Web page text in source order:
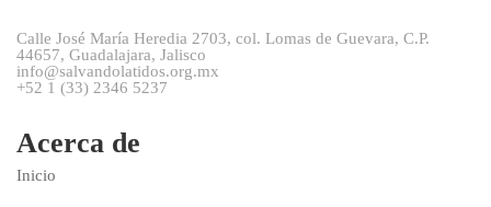
Calle José María Heredia 2703, col. Lomas de Guevara, C.P.
44657, Guadalajara, Jalisco
info@salvandolatidos.org.mx
+52 1 (33) 2346 5237
Acerca de
Inicio